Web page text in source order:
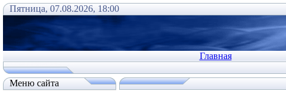
Пятница, 07.08.2026, 18:00
Главная
Меню сайта